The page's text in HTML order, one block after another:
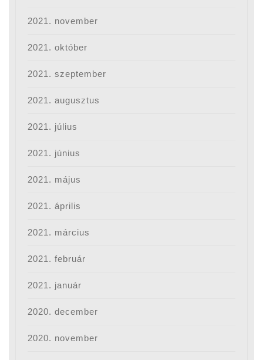
2021. november
2021. október
2021. szeptember
2021. augusztus
2021. július
2021. június
2021. május
2021. április
2021. március
2021. február
2021. január
2020. december
2020. november